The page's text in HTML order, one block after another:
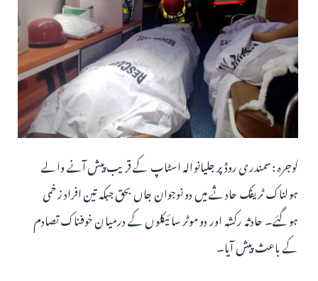
گوجرہ :سمندری روڈ پر جلیانوالہ اسٹاپ کے قریب پیش آنے والے
ہولناک ٹریفک حادثے میں دو نوجوان جاں بحق جبکہ تین افراد زخمی
ہوگئے۔ حادثہ رکشہ اور دو موٹر سائیکلوں کے درمیان خوفناک تصادم
کے باعث پیش آیا۔